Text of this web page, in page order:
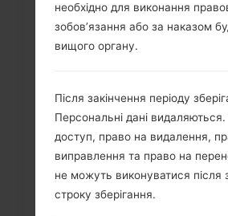
Як видалити усі дані з
LG G3, G4, G5, G7 та...
необхідно для виконання
зобов’язання або за наказом
вищого органу.
Після закінчення періоду
Персональні дані
доступ, право на видалення,
виправлення та право на
не можуть виконуватися після
строку зберігання.